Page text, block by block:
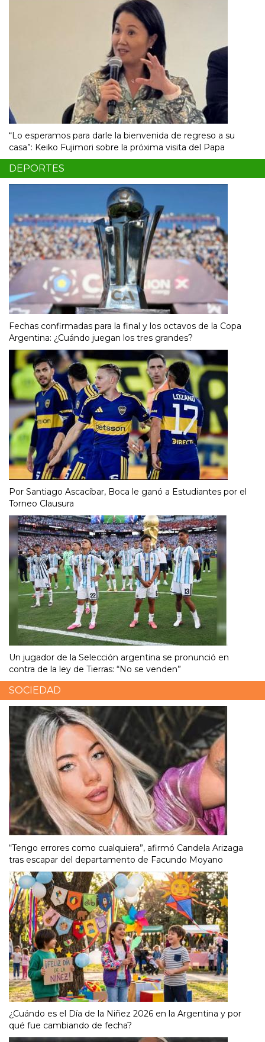
“Lo esperamos para darle la bienvenida de regreso a su
casa”: Keiko Fujimori sobre la próxima visita del Papa
DEPORTES
Fechas confirmadas para la final y los octavos de la Copa
Argentina: ¿Cuándo juegan los tres grandes?
Por Santiago Ascacíbar, Boca le ganó a Estudiantes por el
Torneo Clausura
Un jugador de la Selección argentina se pronunció en
contra de la ley de Tierras: “No se venden”
SOCIEDAD
“Tengo errores como cualquiera”, afirmó Candela Arizaga
tras escapar del departamento de Facundo Moyano
¿Cuándo es el Día de la Niñez 2026 en la Argentina y por
qué fue cambiando de fecha?